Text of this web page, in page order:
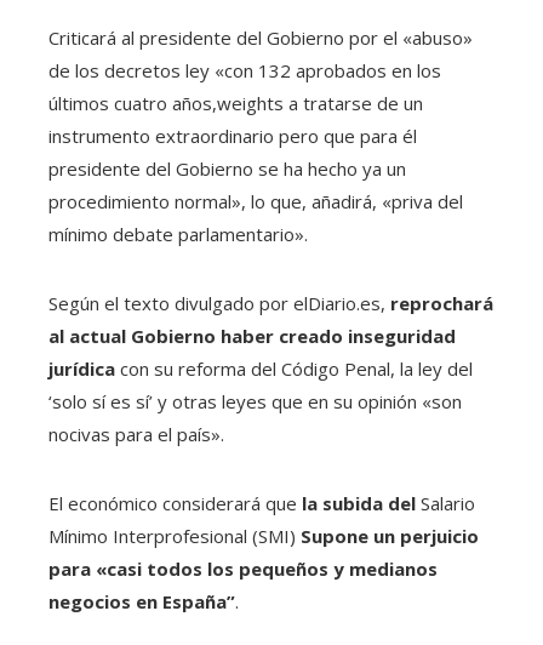
Criticará al presidente del Gobierno por el «abuso»
de los decretos ley «con 132 aprobados en los
últimos cuatro años,weights a tratarse de un
instrumento extraordinario pero que para él
presidente del Gobierno se ha hecho ya un
procedimiento normal», lo que, añadirá, «priva del
mínimo debate parlamentario».
Según el texto divulgado por elDiario.es, reprochará
al actual Gobierno haber creado inseguridad
jurídica con su reforma del Código Penal, la ley del
‘solo sí es sí’ y otras leyes que en su opinión «son
nocivas para el país».
El económico considerará que la subida del Salario
Mínimo Interprofesional (SMI) Supone un perjuicio
para «casi todos los pequeños y medianos
negocios en España”.